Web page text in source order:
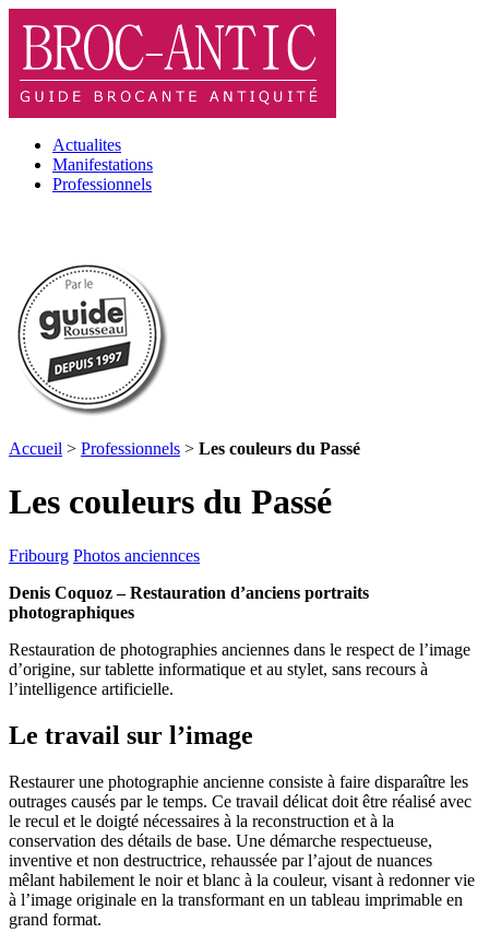
Actualites
Manifestations
Professionnels
Accueil > Professionnels > Les couleurs du Passé
Les couleurs du Passé
Fribourg Photos anciennces
Denis Coquoz – Restauration d’anciens portraits
photographiques
Restauration de photographies anciennes dans le respect de l’image
d’origine, sur tablette informatique et au stylet, sans recours à
l’intelligence artificielle.
Le travail sur l’image
Restaurer une photographie ancienne consiste à faire disparaître les
outrages causés par le temps. Ce travail délicat doit être réalisé avec
le recul et le doigté nécessaires à la reconstruction et à la
conservation des détails de base. Une démarche respectueuse,
inventive et non destructrice, rehaussée par l’ajout de nuances
mêlant habilement le noir et blanc à la couleur, visant à redonner vie
à l’image originale en la transformant en un tableau imprimable en
grand format.